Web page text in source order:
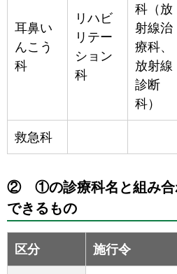
耳鼻い
んこう
科
リハビ
リテー
ション
科
科（放
射線治
療科、
放射線
診断
科）
救急科
② ①の診療科名と組み合
できるもの
区分 施行令